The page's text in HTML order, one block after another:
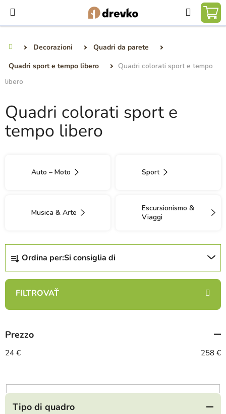
contenuto
Ricerca
Decorazioni
Quadri da parete
Quadri sport e tempo libero
Quadri colorati sport e tempo
libero
Quadri colorati sport e
tempo libero
Auto – Moto Sport
Musica & Arte
Escursionismo &
Viaggi
O
d
n
m
e
n
o
d
Ordina per:Si consiglia di
Prezzo
24 € 258 €
Tipo di quadro